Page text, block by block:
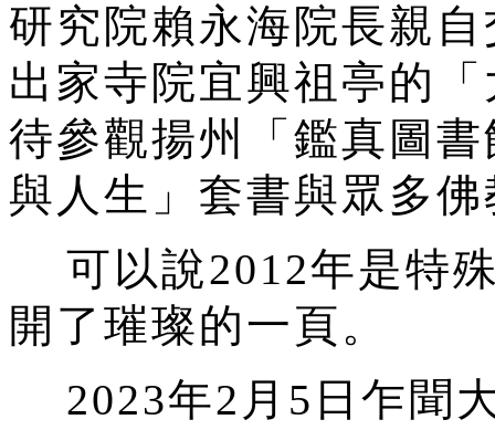
研究院賴永海院長親
出家寺院宜興祖亭的
待參觀揚州「鑑真圖
與人生」套書與眾多
可以說2012年是特
開了璀璨的一頁。
2023年2月5日乍聞